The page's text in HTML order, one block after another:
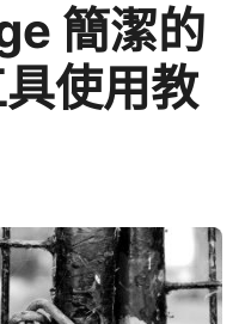
簡潔的
使用教